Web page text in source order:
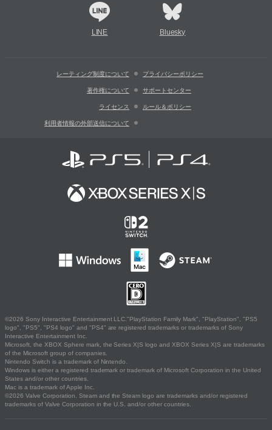
LINE Bluesky
レーティング制度について プライバシーポリシー
著作権について サポートセンター
ライセンス ルール＆ポリシー
利用者情報の外部送信について
©2026 Sony Interactive Entertainment LLC."PlayStation Family Mark", "PlayStation", "PS5
logo", "PS5", "PS4 logo" and "PS4" are registered trademarks or trademarks of Sony
Interactive Entertainment Inc.
Microsoft, the XBOX Sphere mark, the Series X|S logo and XBOX Series X|S are trademarks
of the Microsoft group of companies.
Nintendo Switch is a trademark of Nintendo.
Windows is either a registered trademark or trademark of Microsoft Corporation in the United
States and/or other countries.
Mac is a trademark of Apple Inc.
©2026 Valve Corporation. Steam and the Steam logo are trademarks and/or registered
trademarks of Valve Corporation in the U.S. and/or other countries.